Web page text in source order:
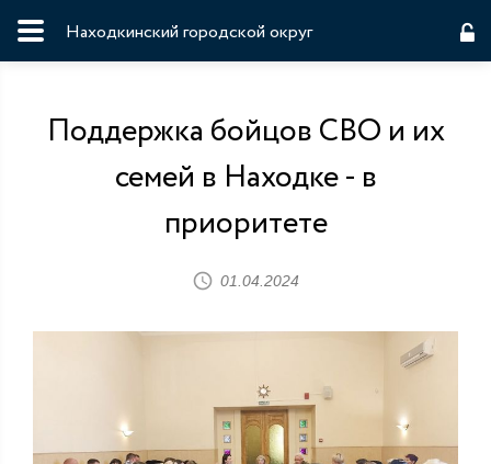
Находкинский городской округ
Поддержка бойцов СВО и их
семей в Находке - в
приоритете
01.04.2024